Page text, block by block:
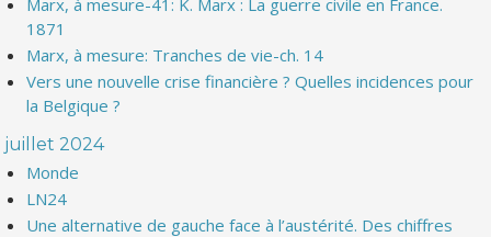
Marx, à mesure-41: K. Marx : La guerre civile en France.
1871
Marx, à mesure: Tranches de vie-ch. 14
Vers une nouvelle crise financière ? Quelles incidences pour
la Belgique ?
juillet 2024
Monde
LN24
Une alternative de gauche face à l’austérité. Des chiffres